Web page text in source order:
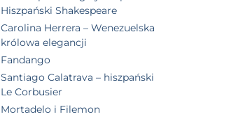
Hiszpański Shakespeare
Carolina Herrera – Wenezuelska
królowa elegancji
Fandango
Santiago Calatrava – hiszpański
Le Corbusier
Mortadelo i Filemon